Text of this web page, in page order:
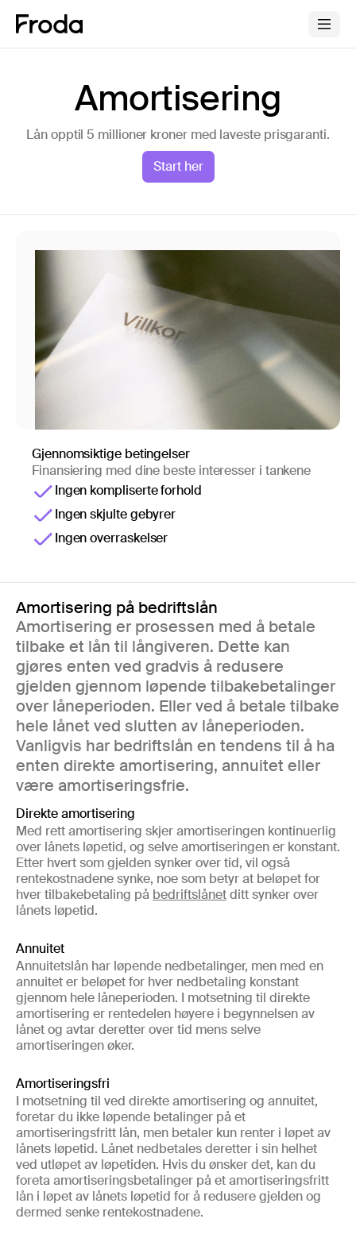
Amortisering
Lån opptil 5 millioner kroner med laveste prisgaranti.
Start her
Gjennomsiktige betingelser
Finansiering med dine beste interesser i tankene
Ingen kompliserte forhold
Ingen skjulte gebyrer
Ingen overraskelser
Amortisering på bedriftslån
Amortisering er prosessen med å betale
tilbake et lån til långiveren. Dette kan
gjøres enten ved gradvis å redusere
gjelden gjennom løpende tilbakebetalinger
over låneperioden. Eller ved å betale tilbake
hele lånet ved slutten av låneperioden.
Vanligvis har bedriftslån en tendens til å ha
enten direkte amortisering, annuitet eller
være amortiseringsfrie.
Direkte amortisering
Med rett amortisering skjer amortiseringen kontinuerlig
over lånets løpetid, og selve amortiseringen er konstant.
Etter hvert som gjelden synker over tid, vil også
rentekostnadene synke, noe som betyr at beløpet for
hver tilbakebetaling på bedriftslånetditt synker over
lånets løpetid.
Annuitet
Annuitetslån har løpende nedbetalinger, men med en
annuitet er beløpet for hver nedbetaling konstant
gjennom hele låneperioden. I motsetning til direkte
amortisering er rentedelen høyere i begynnelsen av
lånet og avtar deretter over tid mens selve
amortiseringen øker.
Amortiseringsfri
I motsetning til ved direkte amortisering og annuitet,
foretar du ikke løpende betalinger på et
amortiseringsfritt lån, men betaler kun renter i løpet av
lånets løpetid. Lånet nedbetales deretter i sin helhet
ved utløpet av løpetiden. Hvis du ønsker det, kan du
foreta amortiseringsbetalinger på et amortiseringsfritt
lån i løpet av lånets løpetid for å redusere gjelden og
dermed senke rentekostnadene.